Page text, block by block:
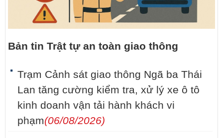
Bản tin Trật tự an toàn giao thông
Trạm Cảnh sát giao thông Ngã ba Thái
Lan tăng cường kiểm tra, xử lý xe ô tô
kinh doanh vận tải hành khách vi
phạm(06/08/2026)